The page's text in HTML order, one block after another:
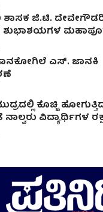
ಶಾಸಕ ಜಿ.ಟಿ.
ಶುಭಾಶಯಗಳ
ಎಸ್. ಜಾನಕಿ
ಕೊಚ್ಚಿ
ನಾಲ್ವರು ವಿದ್ಯಾರ್ಥಿಗಳ